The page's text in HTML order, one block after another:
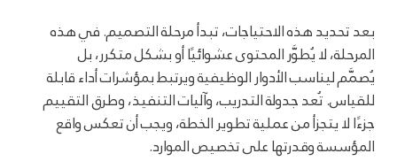
بعد تحديد هذه الاحتياجات، تبدأ مرحلة التصميم. في هذه
المرحلة، لا يُطوَّر المحتوى عشوائيًا أو بشكل متكرر، بل
يُصمَّم ليناسب الأدوار الوظيفية ويرتبط بمؤشرات أداء قابلة
للقياس. تُعد جدولة التدريب، وآليات التنفيذ، وطرق التقييم
جزءًا لا يتجزأ من عملية تطوير الخطة، ويجب أن تعكس واقع
المؤسسة وقدرتها على تخصيص الموارد.